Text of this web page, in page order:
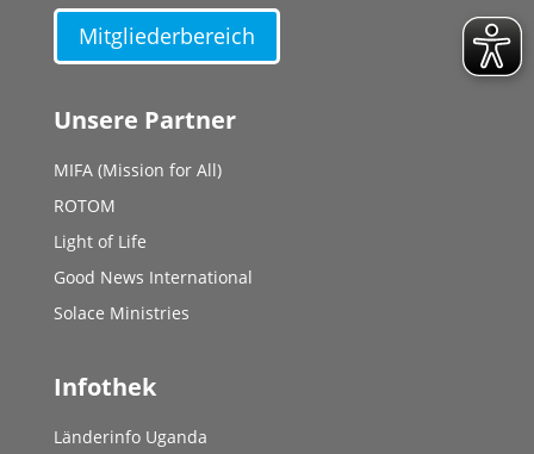
Mitgliederbereich
Unsere Partner
MIFA (Mission for All)
ROTOM
Light of Life
Good News International
Solace Ministries
Infothek
Länderinfo Uganda